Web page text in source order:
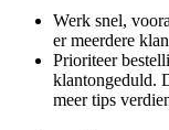
Werk snel,
er meerdere
Prioriteer
klantongeduld.
meer tips